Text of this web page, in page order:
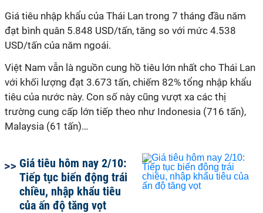
Giá tiêu nhập khẩu của Thái Lan trong 7 tháng đầu năm
đạt bình quân 5.848 USD/tấn, tăng so với mức 4.538
USD/tấn của năm ngoái.
Việt Nam vẫn là nguồn cung hồ tiêu lớn nhất cho Thái Lan
với khối lượng đạt 3.673 tấn, chiếm 82% tổng nhập khẩu
tiêu của nước này. Con số này cũng vượt xa các thị
trường cung cấp lớn tiếp theo như Indonesia (716 tấn),
Malaysia (61 tấn)…
Giá tiêu hôm nay 2/10:
Tiếp tục biến động trái
chiều, nhập khẩu tiêu
của ấn độ tăng vọt